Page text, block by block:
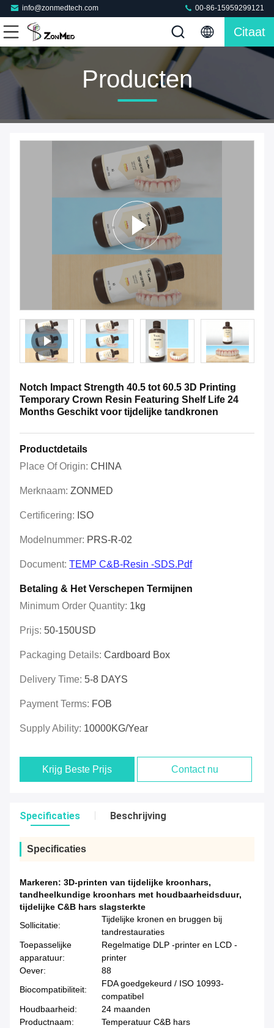
info@zonmedtech.com 00-86-15959299121
Citaat
Producten
Notch Impact Strength 40.5 tot 60.5 3D Printing
Temporary Crown Resin Featuring Shelf Life 24
Months Geschikt voor tijdelijke tandkronen
Productdetails
Place Of Origin: CHINA
Merknaam: ZONMED
Certificering: ISO
Modelnummer: PRS-R-02
Document: TEMP C&B-Resin -SDS.pdf
Betaling & Het Verschepen Termijnen
Minimum Order Quantity: 1kg
Prijs: 50-150USD
Packaging Details: Cardboard Box
Delivery Time: 5-8 DAYS
Payment Terms: FOB
Supply Ability: 10000KG/year
Krijg Beste Prijs Contact nu
Specificaties Beschrijving
Specificaties
Markeren: 3D-printen van tijdelijke kroonhars,
tandheelkundige kroonhars met houdbaarheidsduur,
tijdelijke C&B hars slagsterkte
Sollicitatie:
Tijdelijke kronen en bruggen bij
tandrestauraties
Toepasselijke
apparatuur:
Regelmatige DLP -printer en LCD -
printer
Oever:
88
Biocompatibiliteit:
FDA goedgekeurd / ISO 10993-
compatibel
Houdbaarheid:
24 maanden
Productnaam:
Temperatuur C&B hars